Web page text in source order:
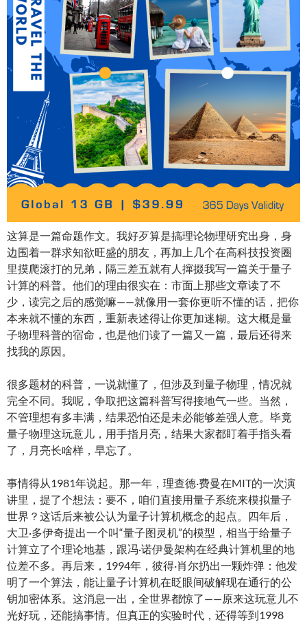
这算是一篇命题作文。我好歹算是搞理论物理研究出身，身
边围着一群求知欲旺盛的朋友，再加上几个在高科技投资圈
里摸爬滚打的兄弟，隔三差五就有人撺掇我写一篇关于量子
计算的科普。他们的理由很实在：市面上那些文章读了不
少，读完之后的感觉嘛——就像用一套你更听不懂的话，把你
本来就不懂的东西，重新表述得让你更加迷糊。这大概是量
子物理科普的宿命，也是他们读了一篇又一篇，最后还得来
找我的原因。
很多题材的科普，一说就懂了，但涉及到量子物理，情况就
完全不同。我呢，争取把这篇科普写得接地气一些。当然，
不管理想有多丰满，结果恐怕还是未必能够差强人意。毕竟
量子物理这玩意儿，用手指月亮，结果大家都盯着手指头看
了，月亮长啥样，早忘了。
事情得从1981年说起。那一年，理查德·费曼在MIT的一次演
讲里，提了个想法：要不，咱们直接用量子系统来模拟量子
世界？这话后来被公认为量子计算机概念的起点。四年后，
大卫·多伊奇提出一个叫“量子图灵机”的模型，相当于给量子
计算立了个理论地基，跟冯·诺伊曼架构在经典计算机里的地
位差不多。再后来，1994年，彼得·肖尔扔出一颗炸弹：他发
明了一个算法，能让量子计算机在眨眼间破解现在通行的公
钥加密体系。这消息一出，全世界都惊了——原来这玩意儿不
光好玩，还能搞事情。但真正的实验时代，还得等到1998